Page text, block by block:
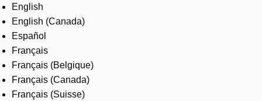
Careers
English
English (Canada)
Español
Français
Français (Belgique)
Français (Canada)
Français (Suisse)